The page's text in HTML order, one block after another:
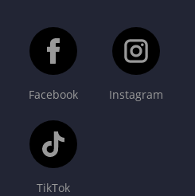
Facebook Instagram
TikTok